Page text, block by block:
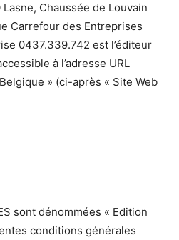
Chaussée de Louvain
Carrefour des Entreprises
0437.339.742 est l’éditeur
à l’adresse URL
» (ci-après « Site Web
sont dénommées « Edition
conditions générales